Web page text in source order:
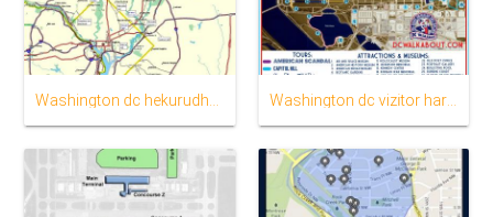
Washington dc hekurudhor hartë Washington dc vizitor hartë